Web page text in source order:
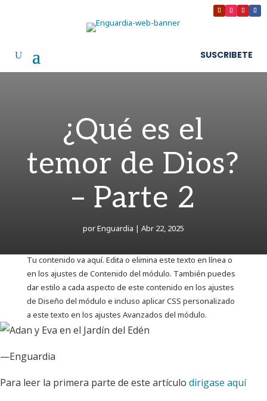
SUSCRIBETE
¿Qué es el
temor de Dios?
– Parte 2
porEnguardia | Abr 22, 2025
Tu contenido va aquí. Edita o elimina este texto en línea o
en los ajustes de Contenido del módulo. También puedes
dar estilo a cada aspecto de este contenido en los ajustes
de Diseño del módulo e incluso aplicar CSS personalizado
a este texto en los ajustes Avanzados del módulo.
—Enguardia
Para leer la primera parte de este artículo dirigase aquí